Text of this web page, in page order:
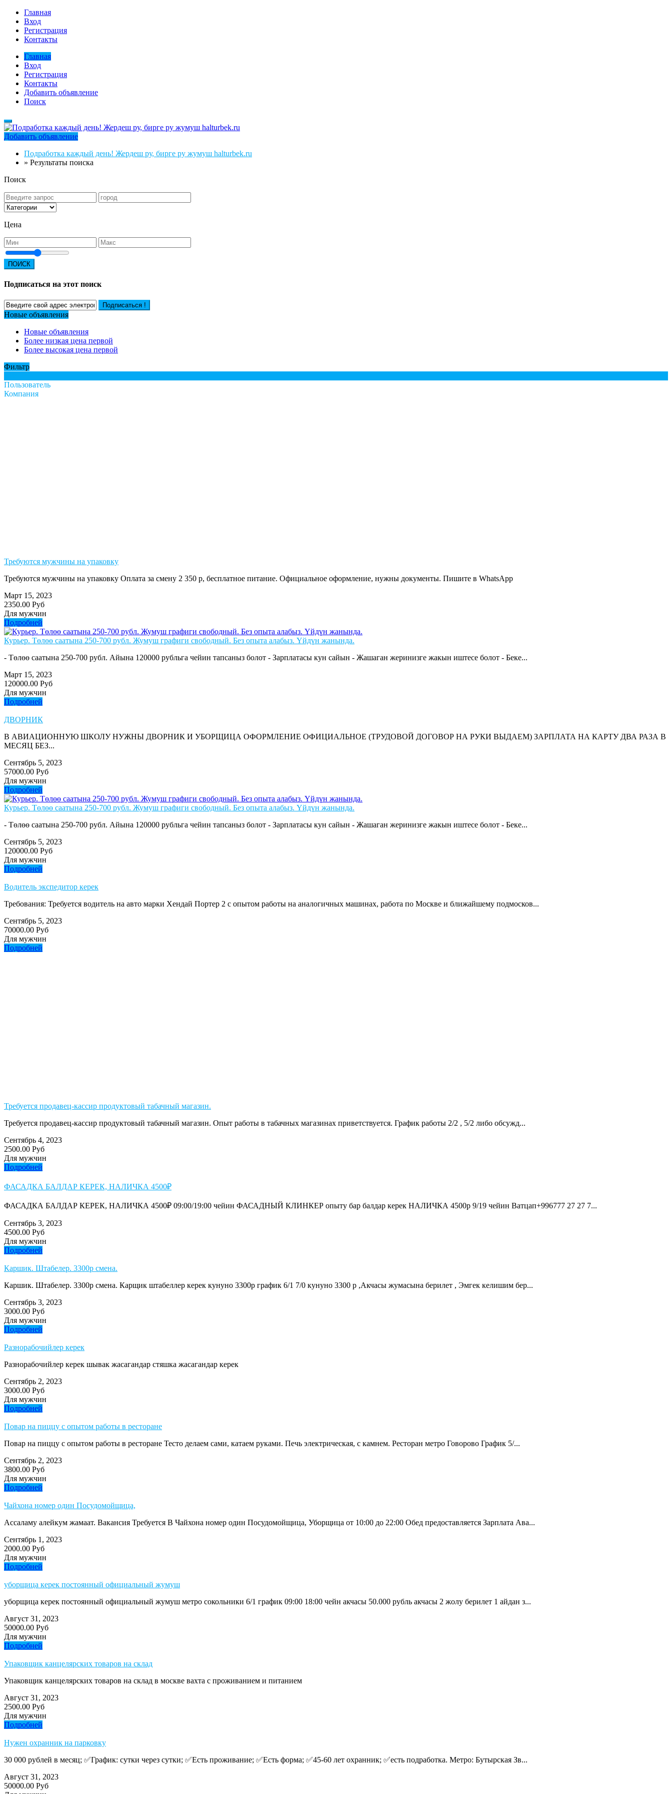
Главная
Вход
Регистрация
Контакты
Главная
Вход
Регистрация
Контакты
Добавить объявление
Поиск
Добавить объявление
Подработка каждый день! Жердеш ру, бирге ру жумуш halturbek.ru
» Результаты поиска
Поиск
Цена
ПОИСК
Подписаться на этот поиск
Подписаться !
Новые объявления
Новые объявления
Более низкая цена первой
Более высокая цена первой
Фильтр
Пользователь
Компания
Требуются мужчины на упаковку
Требуются мужчины на упаковку Оплата за смену 2 350 р, бесплатное питание. Официальное оформление, нужны документы. Пишите в WhatsApp
Март 15, 2023
2350.00 Руб
Для мужчин
Подробней
Курьер. Төлөө саатына 250-700 рубл. Жумуш графиги свободный. Без опыта алабыз. Үйдүн жанында.
- Төлөө саатына 250-700 рубл. Айына 120000 рубльга чейин тапсаныз болот - Зарплатасы кун сайын - Жашаган жеринизге жакын иштесе болот - Беке...
Март 15, 2023
120000.00 Руб
Для мужчин
Подробней
ДВОРНИК
В АВИАЦИОННУЮ ШКОЛУ НУЖНЫ ДВОРНИК И УБОРЩИЦА ОФОРМЛЕНИЕ ОФИЦИАЛЬНОЕ (ТРУДОВОЙ ДОГОВОР НА РУКИ ВЫДАЕМ) ЗАРПЛАТА НА КАРТУ ДВА РАЗА В
МЕСЯЦ БЕЗ...
Сентябрь 5, 2023
57000.00 Руб
Для мужчин
Подробней
Курьер. Төлөө саатына 250-700 рубл. Жумуш графиги свободный. Без опыта алабыз. Үйдүн жанында.
- Төлөө саатына 250-700 рубл. Айына 120000 рубльга чейин тапсаныз болот - Зарплатасы кун сайын - Жашаган жеринизге жакын иштесе болот - Беке...
Сентябрь 5, 2023
120000.00 Руб
Для мужчин
Подробней
Водитель экспедитор керек
Требования: Требуется водитель на авто марки Хендай Портер 2 с опытом работы на аналогичных машинах, работа по Москве и ближайшему подмосков...
Сентябрь 5, 2023
70000.00 Руб
Для мужчин
Подробней
Требуется продавец-кассир продуктовый табачный магазин.
Требуется продавец-кассир продуктовый табачный магазин. Опыт работы в табачных магазинах приветствуется. График работы 2/2 , 5/2 либо обсужд...
Сентябрь 4, 2023
2500.00 Руб
Для мужчин
Подробней
ФАСАДКА БАЛДАР КЕРЕК, НАЛИЧКА 4500₽
ФАСАДКА БАЛДАР КЕРЕК, НАЛИЧКА 4500₽ 09:00/19:00 чейин ФАСАДНЫЙ КЛИНКЕР опыту бар балдар керек НАЛИЧКА 4500р 9/19 чейин Ватцап+996777 27 27 7...
Сентябрь 3, 2023
4500.00 Руб
Для мужчин
Подробней
Каршик. Штабелер. 3300р смена.
Каршик. Штабелер. 3300р смена. Карщик штабеллер керек кунуно 3300р график 6/1 7/0 кунуно 3300 р ,Акчасы жумасына берилет , Эмгек келишим бер...
Сентябрь 3, 2023
3000.00 Руб
Для мужчин
Подробней
Разнорабочийлер керек
Разнорабочийлер керек шывак жасагандар стяшка жасагандар керек
Сентябрь 2, 2023
3000.00 Руб
Для мужчин
Подробней
Повар на пиццу с опытом работы в ресторане
Повар на пиццу с опытом работы в ресторане Тесто делаем сами, катаем руками. Печь электрическая, с камнем. Ресторан метро Говорово График 5/...
Сентябрь 2, 2023
3800.00 Руб
Для мужчин
Подробней
Чайхона номер один Посудомойщица,
Ассаламу алейкум жамаат. Вакансия Требуется В Чайхона номер один Посудомойщица, Уборщица от 10:00 до 22:00 Обед предоставляется Зарплата Ава...
Сентябрь 1, 2023
2000.00 Руб
Для мужчин
Подробней
уборщица керек постоянный официальный жумуш
уборщица керек постоянный официальный жумуш метро сокольники 6/1 график 09:00 18:00 чейн акчасы 50.000 рубль акчасы 2 жолу берилет 1 айдан з...
Август 31, 2023
50000.00 Руб
Для мужчин
Подробней
Упаковщик канцелярских товаров на склад
Упаковщик канцелярских товаров на склад в москве вахта с проживанием и питанием
Август 31, 2023
2500.00 Руб
Для мужчин
Подробней
Нужен охранник на парковку
30 000 рублей в месяц; ✅График: сутки через сутки; ✅Есть проживание; ✅Есть форма; ✅45-60 лет охранник; ✅есть подработка. Метро: Бутырская Зв...
Август 31, 2023
50000.00 Руб